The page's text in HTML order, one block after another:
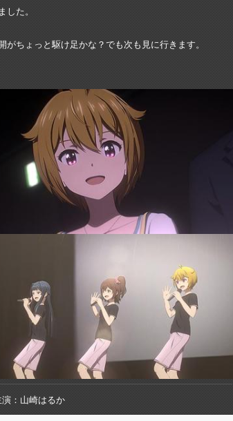
した。
ちょっと駆け足かな？でも次も見に行きます。
演 山崎はるか